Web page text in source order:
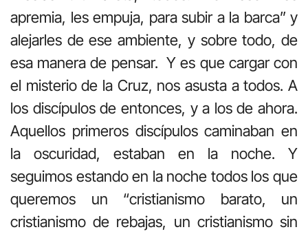
apremia, les empuja, para subir a la barca” y
alejarles de ese ambiente, y sobre todo, de
esa manera de pensar. Y es que cargar con
el misterio de la Cruz, nos asusta a todos. A
los discípulos de entonces, y a los de ahora.
Aquellos primeros discípulos caminaban en
la oscuridad, estaban en la noche. Y
seguimos estando en la noche todos los que
queremos un “cristianismo barato, un
cristianismo de rebajas, un cristianismo sin